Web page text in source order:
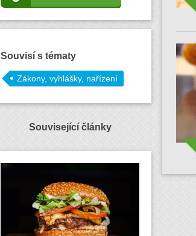
Souvisí s tématy
Zákony, vyhlášky, nařízení
Související články